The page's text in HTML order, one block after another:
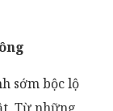
sớm bộc lộ